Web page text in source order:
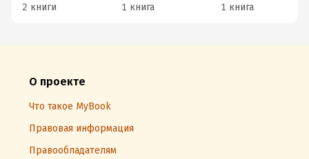
2 книги 1 книга 1 книга
О проекте
Что такое MyBook
Правовая информация
Правообладателям